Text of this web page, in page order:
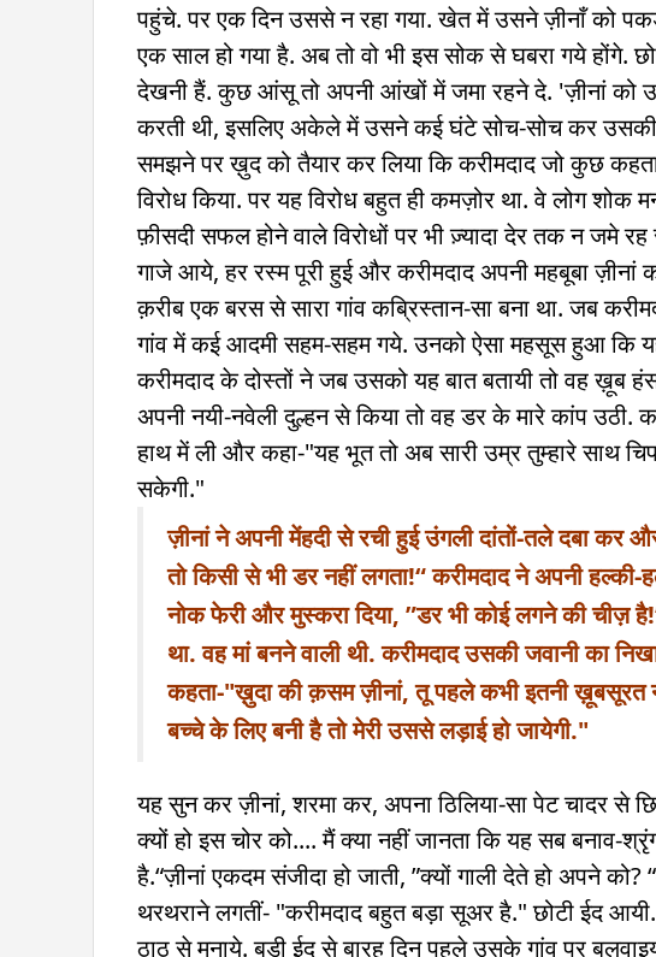
पहुंचे. पर एक दिन उससे न रहा गया. खेत में उसने ज़ीनाँ को
एक साल हो गया है. अब तो वो भी इस सोक से घबरा गये होंगे.
देखनी हैं. कुछ आंसू तो अपनी आंखों में जमा रहने दे. 'ज़ीनां को
करती थी, इसलिए अकेले में उसने कई घंटे सोच-सोच कर उसकी
समझने पर ख़ुद को तैयार कर लिया कि करीमदाद जो कुछ
विरोध किया. पर यह विरोध बहुत ही कमज़ोर था. वे लोग
फ़ीसदी सफल होने वाले विरोधों पर भी ज़्यादा देर तक न जमे
गाजे आये, हर रस्म पूरी हुई और करीमदाद अपनी महबूबा
क़रीब एक बरस से सारा गांव कब्रिस्तान-सा बना था. जब
गांव में कई आदमी सहम-सहम गये. उनको ऐसा महसूस हुआ कि
करीमदाद के दोस्तों ने जब उसको यह बात बतायी तो वह ख़ूब
अपनी नयी-नवेली दुल्हन से किया तो वह डर के मारे कांप उठी.
हाथ में ली और कहा-"यह भूत तो अब सारी उम्र तुम्हारे साथ
सकेगी."
ज़ीनां ने अपनी मेंहदी से रची हुई उंगली दांतों-तले दबा कर
तो किसी से भी डर नहीं लगता!“करीमदाद ने अपनी हल्की-
नोक फेरी और मुस्करा दिया, ”डर भी कोई लगने की चीज़
था. वह मां बनने वाली थी. करीमदाद उसकी जवानी का
कहता-"ख़ुदा की क़सम ज़ीनां, तू पहले कभी इतनी ख़ूबसूरत
बच्चे के लिए बनी है तो मेरी उससे लड़ाई हो जायेगी."
यह सुन कर ज़ीनां, शरमा कर, अपना ठिलिया-सा पेट चादर से
क्यों हो इस चोर को.... मैं क्या नहीं जानता कि यह सब बनाव-
है.“ज़ीनां एकदम संजीदा हो जाती, ”क्यों गाली देते हो अपने
थरथराने लगतीं- "करीमदाद बहुत बड़ा सूअर है." छोटी ईद
ठाठ से मनाये. बड़ी ईद से बारह दिन पहले उसके गांव पर